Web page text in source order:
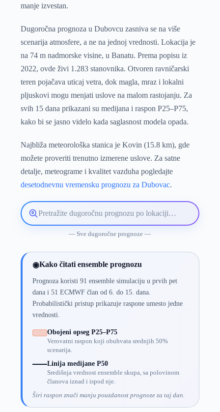
manje izvestan.
Dugoročna prognoza u Dubovcu zasniva se na više
scenarija atmosfere, a ne na jednoj vrednosti. Lokacija je
na 74 m nadmorske visine, u Banatu. Prema popisu iz
2022, ovde živi 1.283 stanovnika. Otvoren ravničarski
teren pojačava uticaj vetra, dok magla, mraz i lokalni
pljuskovi mogu menjati uslove na malom rastojanju. Za
svih 15 dana prikazani su medijana i raspon P25–P75,
kako bi se jasno videlo kada saglasnost modela opada.
Najbliža meteorološka stanica je Kovin (15.8 km), gde
možete proveriti trenutno izmerene uslove. Za satne
detalje, meteograme i kvalitet vazduha pogledajte
desetodnevnu vremensku prognozu za Dubovac.
Pretražite
lokaciju
— Sve dugoročne prognoze —
◉Kako čitati ensemble prognozu
Prognoza koristi 91 ensemble simulaciju u prvih pet
dana i 51 ECMWF član od 6. do 15. dana.
Probabilistički pristup prikazuje raspone umesto jedne
vrednosti.
Obojeni opseg P25–P75
Verovatni raspon koji obuhvata srednjih 50%
scenarija.
Linija medijane P50
Središnja vrednost ensemble skupa, sa polovinom
članova iznad i ispod nje.
Širi raspon znači manju pouzdanost prognoze za taj dan.